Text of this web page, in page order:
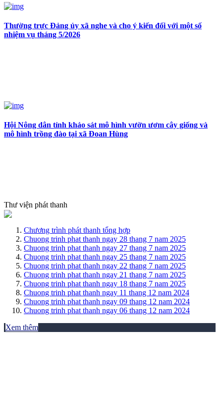
Thường trực Đảng ủy xã nghe và cho ý kiến đối với một số
nhiệm vụ tháng 5/2026
Hội Nông dân tỉnh khảo sát mô hình vườn ươm cây giống và
mô hình trồng đào tại xã Đoan Hùng
Thư viện phát thanh
Chương trình phát thanh tổng hợp
Chuong trinh phat thanh ngay 28 thang 7 nam 2025
Chuong trinh phat thanh ngay 27 thang 7 nam 2025
Chuong trinh phat thanh ngay 25 thang 7 nam 2025
Chuong trinh phat thanh ngay 22 thang 7 nam 2025
Chuong trinh phat thanh ngay 21 thang 7 nam 2025
Chuong trinh phat thanh ngay 18 thang 7 nam 2025
Chuong trinh phat thanh ngay 11 thang 12 nam 2024
Chuong trinh phat thanh ngay 09 thang 12 nam 2024
Chuong trinh phat thanh ngay 06 thang 12 nam 2024
Xem thêm